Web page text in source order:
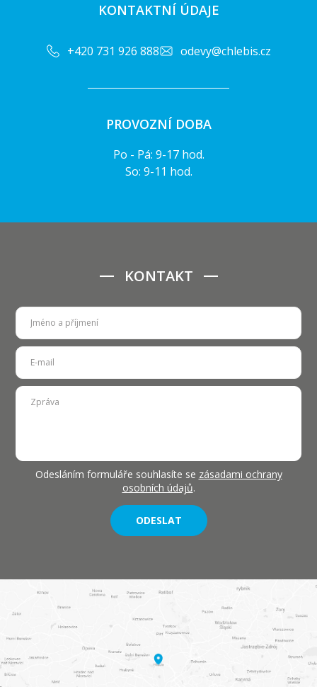
KONTAKTNÍ ÚDAJE
+420 731 926 888 odevy@chlebis.cz
PROVOZNÍ DOBA
Po - Pá: 9-17 hod.
So: 9-11 hod.
KONTAKT
Odesláním formuláře souhlasíte se zásadami ochrany
osobních údajů.